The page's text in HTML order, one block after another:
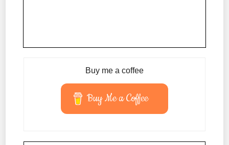
Buy me a coffee
Buy Me a Coffee